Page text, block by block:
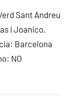
Sant Andreu
i Joanico,
Barcelona
NO